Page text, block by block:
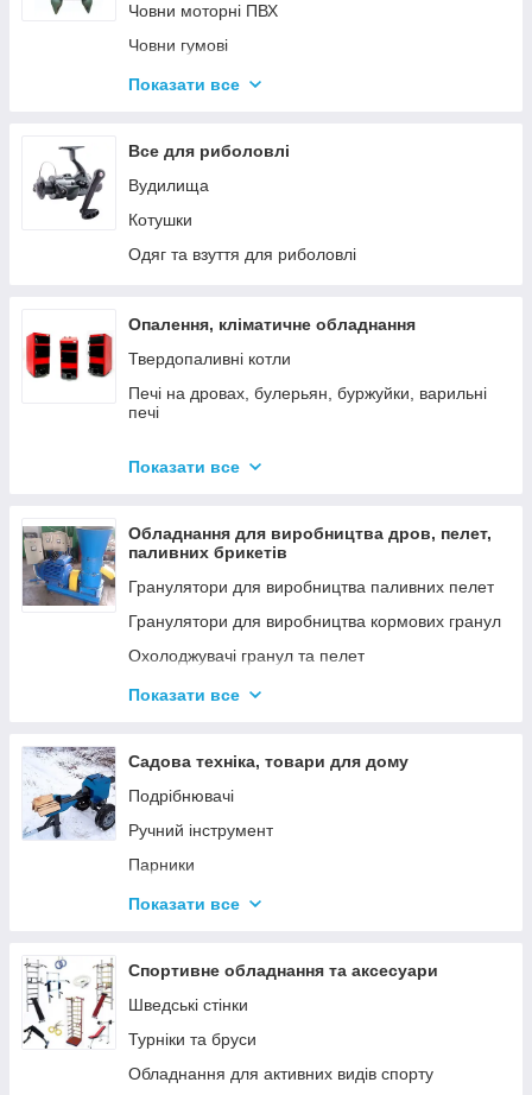
Човни моторні ПВХ
Човни гумові
Надувні байдарки
Тюбінг
Страхувальні жилети
Човники ΩMega
Лодки Grif boat
Показати все
Все для риболовлі
Вудилища
Котушки
Одяг та взуття для риболовлі
Опалення, кліматичне обладнання
Твердопаливні котли
Печі на дровах, булерьян, буржуйки, варильні
печі
Котли електричні
Газові котли
Аксесуари для твердопаливних котлів
Показати все
Обладнання для виробництва дров, пелет,
паливних брикетів
Гранулятори для виробництва паливних пелет
Гранулятори для виробництва кормових гранул
Охолоджувачі гранул та пелет
Подрібнювачі
Дровоколи
Показати все
Садова техніка, товари для дому
Подрібнювачі
Ручний інструмент
Парники
Термоси
Показати все
Спортивне обладнання та аксесуари
Шведські стінки
Турніки та бруси
Обладнання для активних видів спорту